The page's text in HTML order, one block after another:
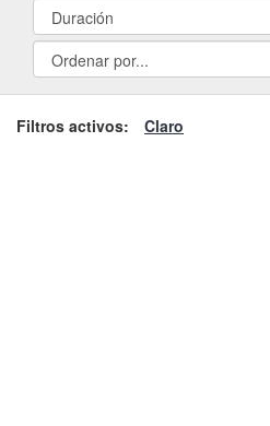
Filtros activos: Claro